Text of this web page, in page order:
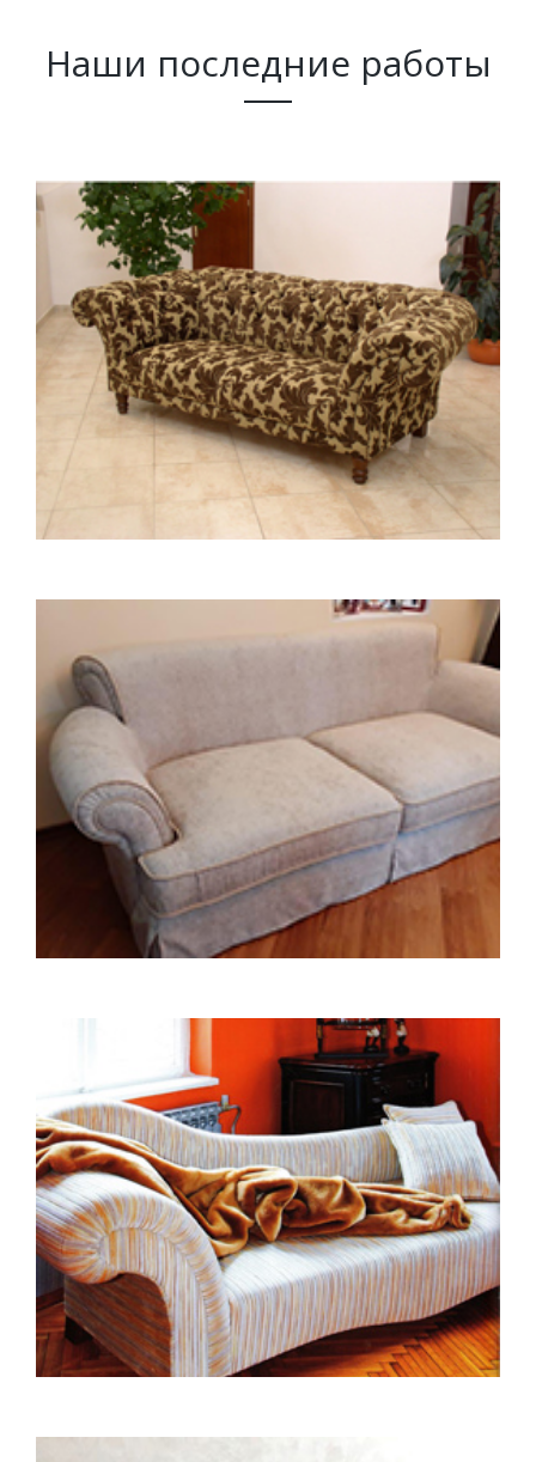
Наши последние работы